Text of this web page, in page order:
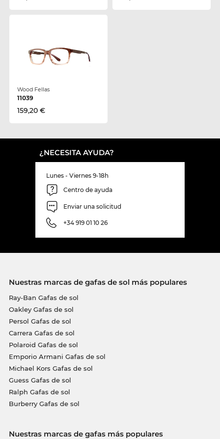
Wood Fellas
11039
159,20 €
¿NECESITA AYUDA?
Lunes - Viernes 9-18h
Centro de ayuda
Enviar una solicitud
+34 919 01 10 26
Nuestras marcas de gafas de sol más populares
Ray-Ban Gafas de sol
Oakley Gafas de sol
Persol Gafas de sol
Carrera Gafas de sol
Polaroid Gafas de sol
Emporio Armani Gafas de sol
Michael Kors Gafas de sol
Guess Gafas de sol
Ralph Gafas de sol
Burberry Gafas de sol
Nuestras marcas de gafas más populares